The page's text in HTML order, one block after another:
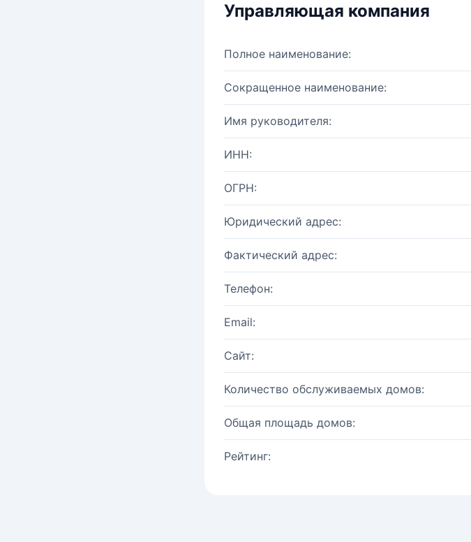
Управляющая компания
Полное наименование:
Сокращенное наименование:
Имя руководителя:
ИНН:
ОГРН:
Юридический адрес:
Фактический адрес:
Телефон:
Email:
Сайт:
Количество обслуживаемых домов:
Общая площадь домов:
Рейтинг: